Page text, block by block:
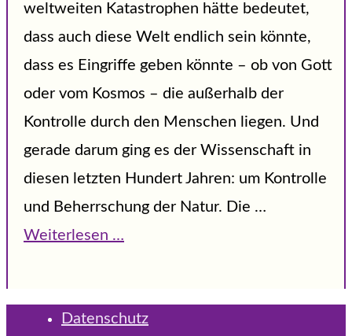
weltweiten Katastrophen hätte bedeutet,
dass auch diese Welt endlich sein könnte,
dass es Eingriffe geben könnte – ob von Gott
oder vom Kosmos – die außerhalb der
Kontrolle durch den Menschen liegen. Und
gerade darum ging es der Wissenschaft in
diesen letzten Hundert Jahren: um Kontrolle
und Beherrschung der Natur. Die …
Weiterlesen …
Datenschutz